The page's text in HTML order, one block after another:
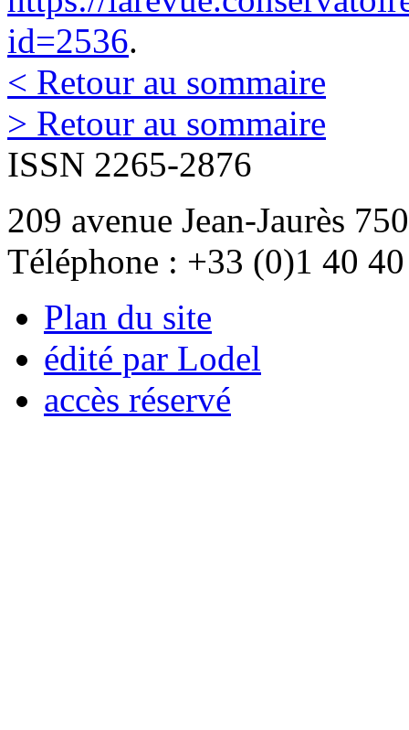
id=2536.
< Retour au sommaire
> Retour au sommaire
ISSN 2265-2876
209 avenue Jean-Jaurès
Téléphone : +33 (0)1 40
Plan du site
édité par Lodel
accès réservé